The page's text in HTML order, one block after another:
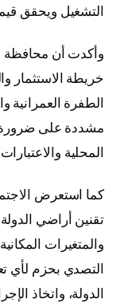
التشغيل ويحقق
وأكدت أن محافظة
خريطة الاستثمار
الطفرة العمرانية
مشددة على ضرورة
المحلية
كما استعرض
تقنين أراضي
والمتغيرات
التصدي بحزم لأي
الدولة، واتخاذ